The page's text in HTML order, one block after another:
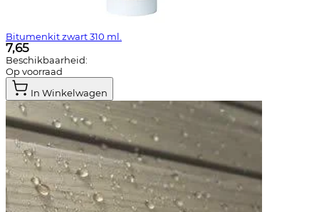
Bitumenkit zwart 310 ml.
7,65
Beschikbaarheid:
Op voorraad
In Winkelwagen